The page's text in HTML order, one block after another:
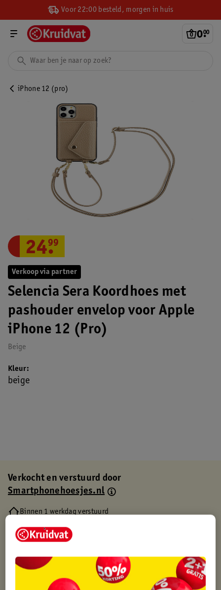
Voor 22:00 besteld, morgen in huis
0.
00
iPhone 12 (pro)
Verkoop via partner
Selencia Sera Koordhoes met
pashouder envelop voor Apple
iPhone 12 (Pro)
Beige
24.
99
Kleur
beige
Verkocht en verstuurd door
Smartphonehoesjes.nl
Binnen 1 werkdag verstuurd
Gratis retourneren via verkooppartner.